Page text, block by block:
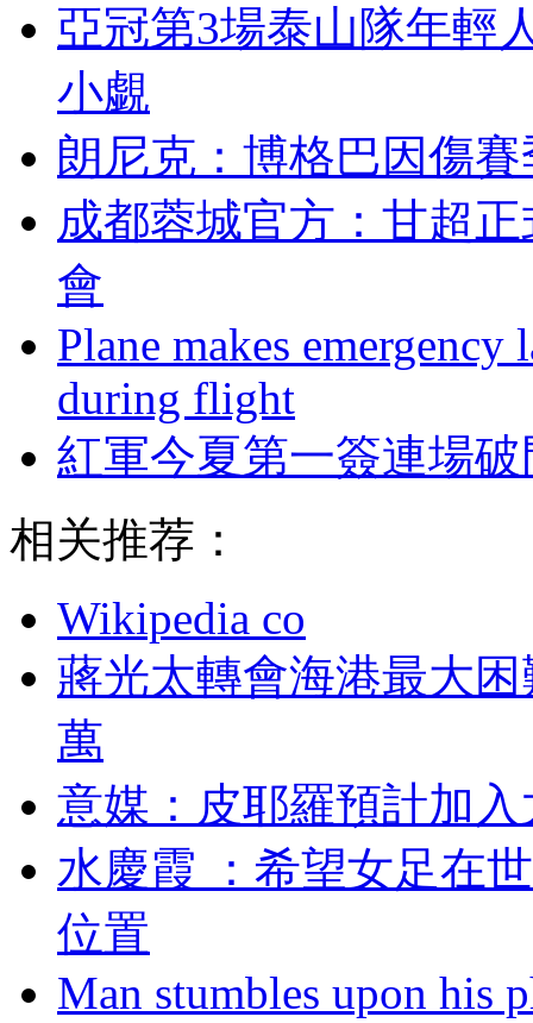
亞冠第3場泰山隊年輕人
小覷
朗尼克 ：博格巴因
成都蓉城官方：甘
會
Plane makes
during flight
紅軍今夏第一簽連場破
相关推荐：
Wikipedia co
蔣光太轉會海港最大
萬
意媒：皮耶羅預計
水慶霞 ：希望女足
位置
Man stumbles upon his